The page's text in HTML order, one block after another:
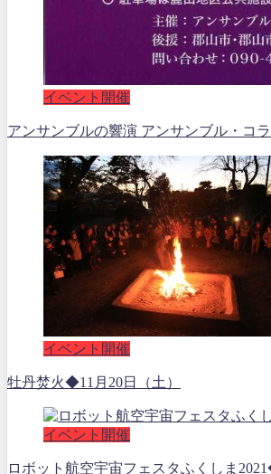
イベント開催
アンサンブルの響演 アンサンブル・コ
イベント開催
牡丹焚火◆11月20日（土）
イベント開催
ロボット航空宇宙フェスタふくしま